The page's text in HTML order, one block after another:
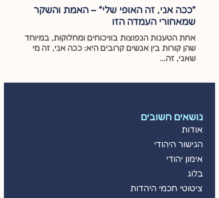
"ככה אני, זה האופי שלי" – האמת והשקר
שמאחורי העמדה הזו
אחת הטענות הנפוצות בוויכוחים ומחלוקות, במיוחד
שהן קורות בין אנשים קרובים היא: ככה אני, זה מי
שאני, זה...
נושאים חשובים
אודות
הגישור היהודי
אימון יהודי
בלוג
ציטוטי חכמי היהדות